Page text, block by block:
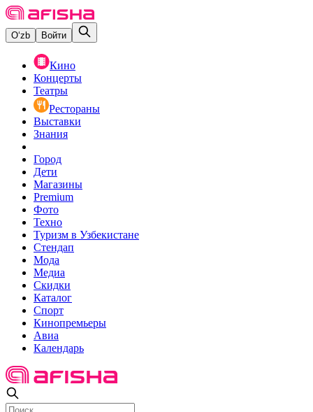
O‘zb Войти
Кино
Концерты
Театры
Рестораны
Выставки
Знания
Город
Дети
Магазины
Premium
Фото
Техно
Туризм в Узбекистане
Стендап
Мода
Медиа
Скидки
Каталог
Спорт
Кинопремьеры
Авиа
Календарь